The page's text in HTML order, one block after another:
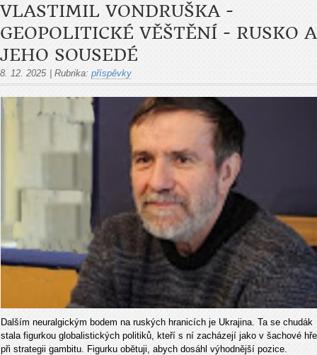
VLASTIMIL VONDRUŠKA -
GEOPOLITICKÉ VĚŠTĚNÍ - RUSKO A
JEHO SOUSEDÉ
8. 12. 2025 Rubrika: příspěvky
Dalším neuralgickým bodem na ruských hranicích je Ukrajina. Ta se chudák
stala figurkou globalistických politiků, kteří s ní zacházejí jako v šachové hře
při strategii gambitu. Figurku obětuji, abych dosáhl výhodnější pozice.